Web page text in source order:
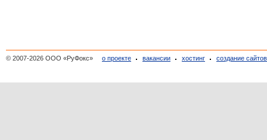
© 2007-2026 ООО «РуФокс» о проекте вакансии хостинг создание сайтов